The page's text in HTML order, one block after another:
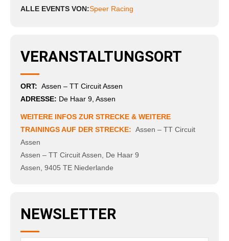
ALLE EVENTS VON:Speer Racing
VERANSTALTUNGSORT
ORT: Assen – TT Circuit Assen
ADRESSE: De Haar 9, Assen
WEITERE INFOS ZUR STRECKE & WEITERE
TRAININGS AUF DER STRECKE: Assen – TT Circuit
Assen
Assen – TT Circuit Assen
De Haar 9
Assen 9405 TE Niederlande
NEWSLETTER